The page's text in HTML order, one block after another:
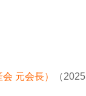
元会長）
（2025